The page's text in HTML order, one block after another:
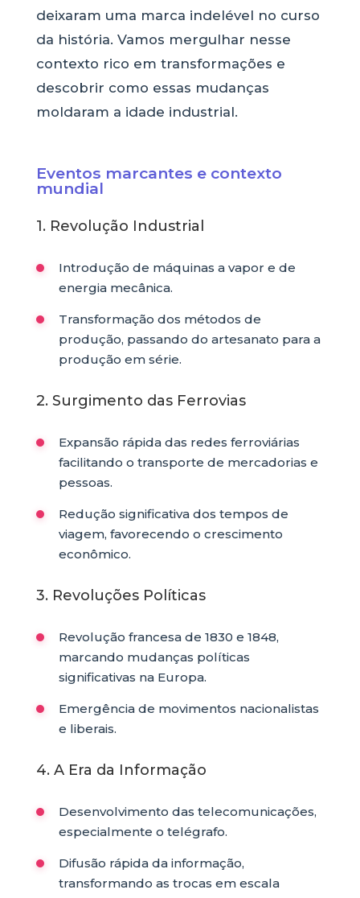
deixaram uma marca indelével no curso
da história. Vamos mergulhar nesse
contexto rico em transformações e
descobrir como essas mudanças
moldaram a idade industrial.
Eventos marcantes e contexto
mundial
1. Revolução Industrial
Introdução de máquinas a vapor e de
energia mecânica.
Transformação dos métodos de
produção, passando do artesanato para a
produção em série.
2. Surgimento das Ferrovias
Expansão rápida das redes ferroviárias
facilitando o transporte de mercadorias e
pessoas.
Redução significativa dos tempos de
viagem, favorecendo o crescimento
econômico.
3. Revoluções Políticas
Revolução francesa de 1830 e 1848,
marcando mudanças políticas
significativas na Europa.
Emergência de movimentos nacionalistas
e liberais.
4. A Era da Informação
Desenvolvimento das telecomunicações,
especialmente o telégrafo.
Difusão rápida da informação,
transformando as trocas em escala